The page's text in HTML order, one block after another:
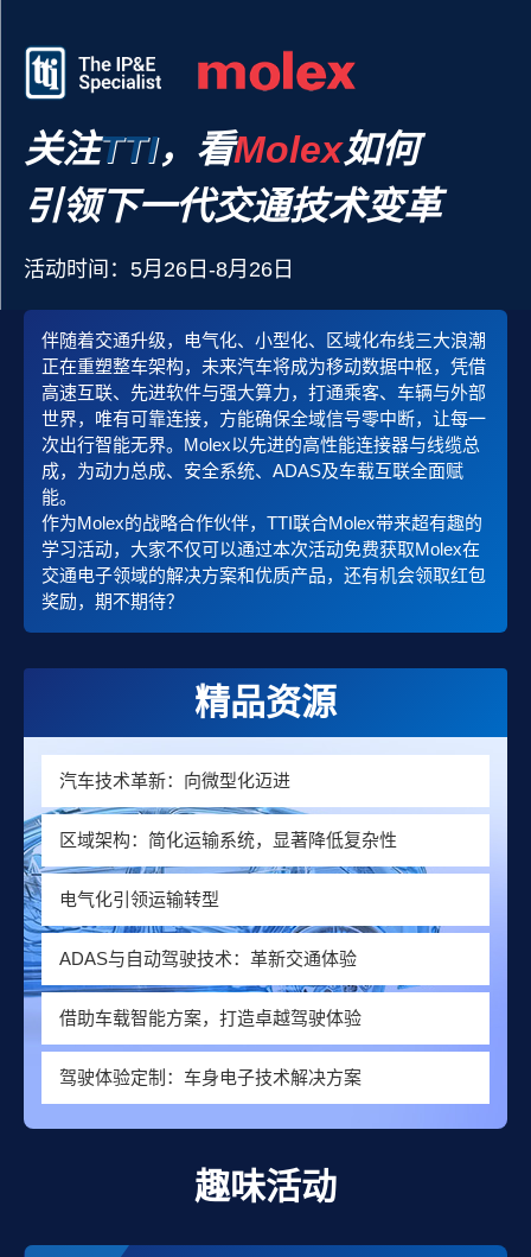
关注TTI，看Molex如何
引领下一代交通技术变革
活动时间：5月26日-8月26日
伴随着交通升级，电气化、小型化、区域化布线三大浪潮
正在重塑整车架构，未来汽车将成为移动数据中枢，凭借
高速互联、先进软件与强大算力，打通乘客、车辆与外部
世界，唯有可靠连接，方能确保全域信号零中断，让每一
次出行智能无界。Molex以先进的高性能连接器与线缆总
成，为动力总成、安全系统、ADAS及车载互联全面赋
能。
作为Molex的战略合作伙伴，TTI联合Molex带来超有趣的
学习活动，大家不仅可以通过本次活动免费获取Molex在
交通电子领域的解决方案和优质产品，还有机会领取红包
奖励，期不期待？
精品资源
汽车技术革新：向微型化迈进
区域架构：简化运输系统，显著降低复杂性
电气化引领运输转型
ADAS与自动驾驶技术：革新交通体验
借助车载智能方案，打造卓越驾驶体验
驾驶体验定制：车身电子技术解决方案
趣味活动